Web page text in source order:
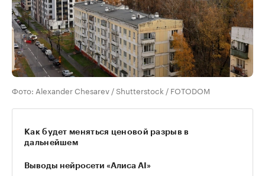
Фото: Alexander Chesarev / Shutterstock / FOTODOM
Как будет меняться ценовой разрыв в
дальнейшем
Выводы нейросети «Алиса AI»